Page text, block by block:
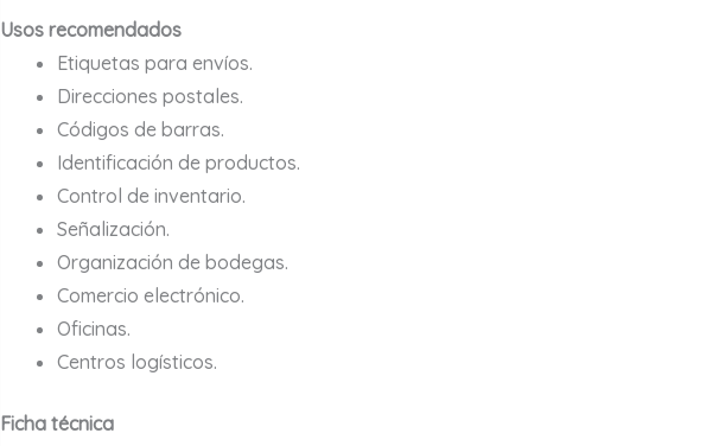
Usos recomendados
Etiquetas para envíos.
Direcciones postales.
Códigos de barras.
Identificación de productos.
Control de inventario.
Señalización.
Organización de bodegas.
Comercio electrónico.
Oficinas.
Centros logísticos.
Ficha técnica